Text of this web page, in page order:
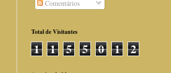
Comentários
Total de Visitantes
1 1 5 5 0 1 2